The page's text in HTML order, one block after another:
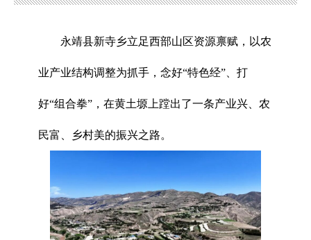
永靖县新寺乡立足西部山区资源禀赋，以农
业产业结构调整为抓手，念好“特色经”、打
好“组合拳”，在黄土塬上蹚出了一条产业兴、农
民富、乡村美的振兴之路。